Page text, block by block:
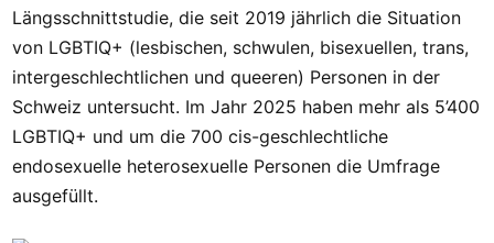
Längsschnittstudie, die seit 2019 jährlich die Situation
von LGBTIQ+ (lesbischen, schwulen, bisexuellen, trans,
intergeschlechtlichen und queeren) Personen in der
Schweiz untersucht. Im Jahr 2025 haben mehr als 5’400
LGBTIQ+ und um die 700 cis-geschlechtliche
endosexuelle heterosexuelle Personen die Umfrage
ausgefüllt.